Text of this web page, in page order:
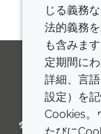
会社
じる義務
法的義務
も含みま
定期間に
詳細、言
設定）を
Cookies。